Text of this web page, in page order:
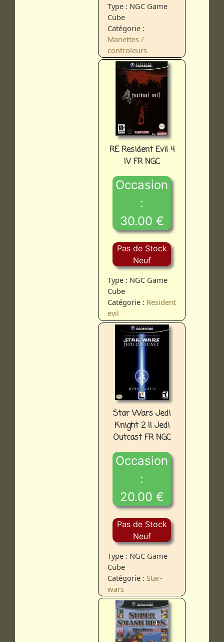
Type : NGC Game
Cube
Catégorie :
Manettes /
controleurs
RE Resident Evil 4
IV FR NGC
Occasion
:
30.00 €
Pas de Stock
Neuf
Type : NGC Game
Cube
Catégorie : Resident
evil
Star Wars Jedi
Knight 2 II Jedi
Outcast FR NGC
Occasion
:
20.00 €
Pas de Stock
Neuf
Type : NGC Game
Cube
Catégorie : Star-
wars